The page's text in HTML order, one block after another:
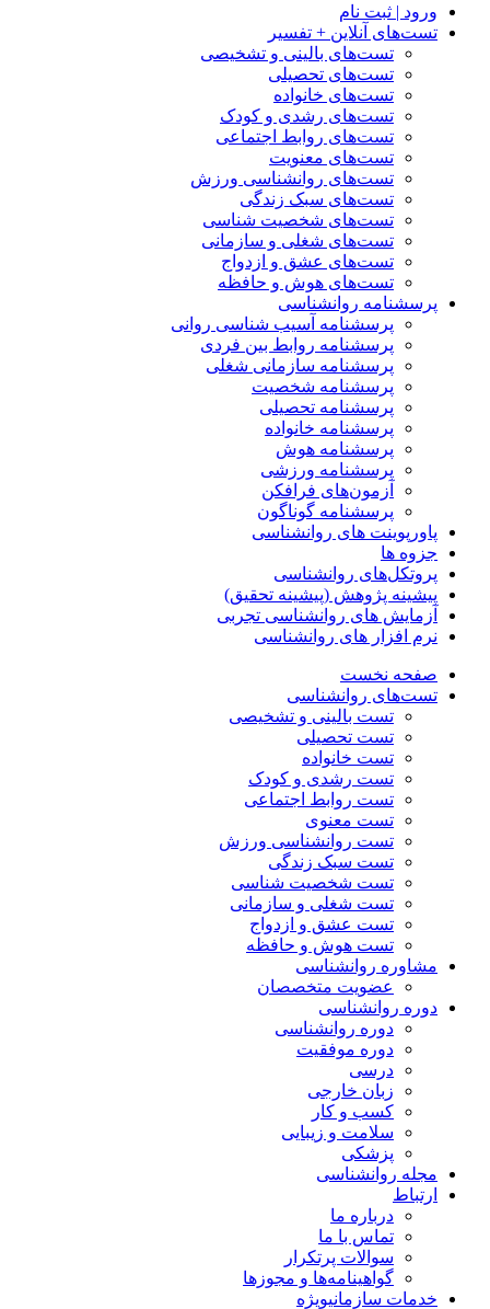
ورود | ثبت نام
تست‌های آنلاین + تفسیر
تست‌های بالینی و تشخیصی
تست‌های تحصیلی
تست‌های خانواده
تست‌های رشدی و کودک
تست‌های روابط اجتماعی
تست‌های معنویت
تست‌های روانشناسی ورزش
تست‌های سبک زندگی
تست‌های شخصیت شناسی
تست‌های شغلی و سازمانی
تست‌های عشق و ازدواج
تست‌های هوش و حافظه
پرسشنامه روانشناسی
پرسشنامه آسیب شناسی روانی
پرسشنامه روابط بین فردی
پرسشنامه سازمانی شغلی
پرسشنامه شخصیت
پرسشنامه تحصیلی
پرسشنامه خانواده
پرسشنامه هوش
پرسشنامه ورزشی
آزمون‌های فرافکن
پرسشنامه گوناگون
پاورپوینت های روانشناسی
جزوه ها
پروتکل‌های روانشناسی
پیشینه پژوهش (پیشینه تحقیق)
آزمایش های روانشناسی تجربی
نرم افزار های روانشناسی
صفحه نخست
تست‌های روانشناسی
تست بالینی و تشخیصی
تست تحصیلی
تست خانواده
تست رشدی و کودک
تست روابط اجتماعی
تست معنوی
تست روانشناسی ورزش
تست سبک زندگی
تست شخصیت شناسی
تست شغلی و سازمانی
تست عشق و ازدواج
تست هوش و حافظه
مشاوره روانشناسی
عضویت متخصصان
دوره روانشناسی
دوره روانشناسی
دوره موفقیت
درسی
زبان خارجی
کسب و کار
سلامت و زیبایی
پزشکی
مجله روانشناسی
ارتباط
درباره ما
تماس با ما
سوالات پرتکرار
گواهینامه‌ها و مجوزها
خدمات سازمانیویژه